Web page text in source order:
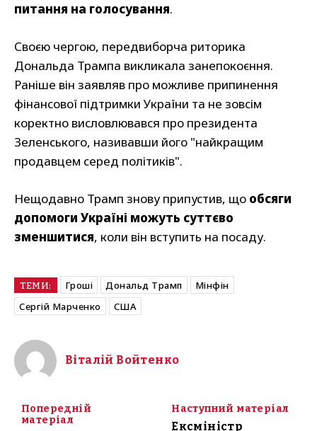
питання на голосування.
Своєю чергою, передвиборча риторика
Дональда Трампа викликала занепокоєння.
Раніше він заявляв про можливе припинення
фінансової підтримки України та не зовсім
коректно висловлювався про президента
Зеленського, називавши його "найкращим
продавцем серед політиків".
Нещодавно Трамп знову припустив, що обсяги
допомоги Україні можуть суттєво
зменшитися, коли він вступить на посаду.
ТЕМИ: Гроші Дональд Трамп
Мінфін
Сергій Марченко
США
Віталій Войтенко
Попередній
матеріал
Наступний матеріал
Ексміністр